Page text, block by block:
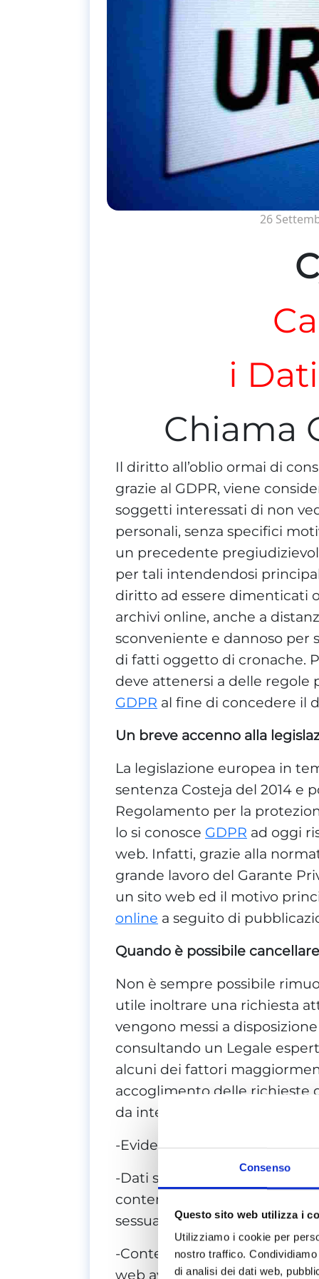
Consenso
Questo sito web utilizza i
Utilizziamo i cookie per
nostro traffico.
di analisi dei dati web,
26
i
Chiama
Il diritto all’oblio ormai di
grazie al GDPR, viene
soggetti interessati di non
personali, senza specifici
un precedente
per tali intendendosi
diritto ad essere dimenticati
archivi online, anche a
sconveniente e dannoso per
di fatti oggetto di cronache.
deve attenersi a delle regole
GDPR al fine di concedere il
Un breve accenno alla
La legislazione europea in
sentenza Costeja del 2014 e
Regolamento per la
lo si conosce GDPR ad oggi
web. Infatti, grazie alla
grande lavoro del Garante
un sito web ed il motivo
online a seguito di
Quando è possibile
Non è sempre possibile
utile inoltrare una richiesta
vengono messi a
consultando un Legale
alcuni dei fattori
accoglimento delle richieste
da internet da parte degli
-Evidente assenza di
-Dati sensibili. In questo
contenuti che riguardano
sessualità, razza, etnia etc.
-Contenuti relativi a
web aventi contenuti che